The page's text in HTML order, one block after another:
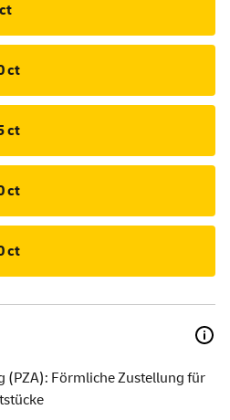
ct
ct
ct
ct
(PZA): Förmliche Zustellung für